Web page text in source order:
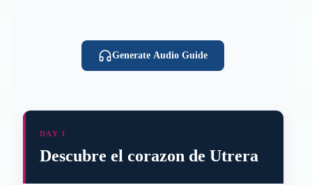
Generate Audio Guide
DAY 1
Descubre el corazon de Utrera